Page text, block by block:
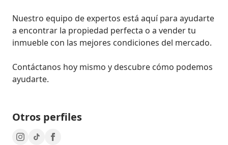
Nuestro equipo de expertos está aquí para ayudarte
a encontrar la propiedad perfecta o a vender tu
inmueble con las mejores condiciones del mercado.
Contáctanos hoy mismo y descubre cómo podemos
ayudarte.
Otros perfiles